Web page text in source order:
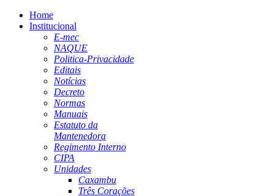
Home
Institucional
E-mec
NAQUE
Politica-Privacidade
Editais
Notícias
Decreto
Normas
Manuais
Estatuto da
Mantenedora
Regimento Interno
CIPA
Unidades
Caxambu
Três Corações